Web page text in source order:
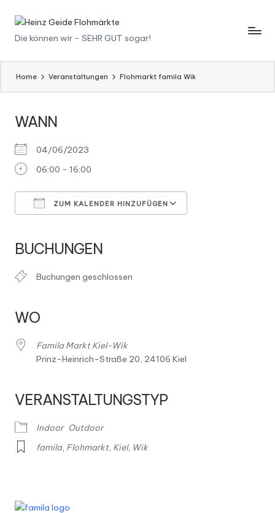
Skip
H
ei
n
G
ei
d
e
F
o
h
ä
r
e
Die können wir - SEHR GUT sogar!
Home Veranstaltungen Flohmarkt famila Wik
WANN
04/06/2023
06:00 - 16:00
ZUM KALENDER HINZUFÜGEN
BUCHUNGEN
Buchungen geschlossen
WO
Famila Markt Kiel-Wik
Prinz-Heinrich-Straße 20, 24106 Kiel
VERANSTALTUNGSTYP
Indoor Outdoor
famila, Flohmarkt, Kiel, Wik